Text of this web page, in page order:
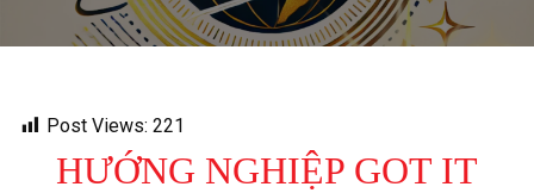
Post Views: 221
HƯỚNG NGHIỆP GOT IT